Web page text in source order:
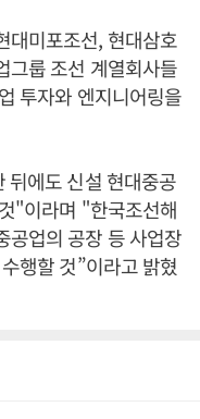
대미포조선, 현대삼호
그룹 조선 계열회사들
투자와 엔지니어링을
뒤에도 신설 현대중공
"이라며 "한국조선해
공업의 공장 등 사업장
행할 것”이라고 밝혔